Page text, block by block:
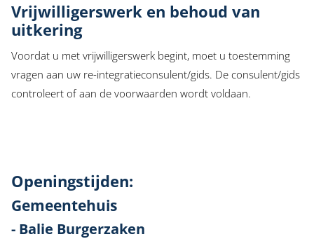
Vrijwilligerswerk en behoud van
uitkering
Voordat u met vrijwilligerswerk begint, moet u toestemming
vragen aan uw re-integratieconsulent/gids. De consulent/gids
controleert of aan de voorwaarden wordt voldaan.
Openingstijden:
Gemeentehuis
- Balie Burgerzaken